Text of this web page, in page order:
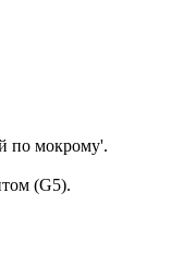
по мокрому'.
(G5).